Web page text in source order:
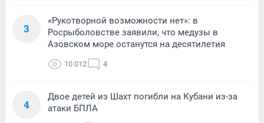
3
«Рукотворной возможности нет»: в
Росрыболовстве заявили, что медузы в
Азовском море останутся на десятилетия
10 012 4
4
Двое детей из Шахт погибли на Кубани из-за
атаки БПЛА